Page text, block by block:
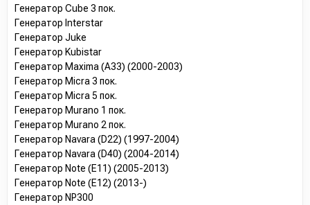
Генератор Cube 3 пок.
Генератор Interstar
Генератор Juke
Генератор Kubistar
Генератор Maxima (A33) (2000-2003)
Генератор Micra 3 пок.
Генератор Micra 5 пок.
Генератор Murano 1 пок.
Генератор Murano 2 пок.
Генератор Navara (D22) (1997-2004)
Генератор Navara (D40) (2004-2014)
Генератор Note (E11) (2005-2013)
Генератор Note (E12) (2013-)
Генератор NP300